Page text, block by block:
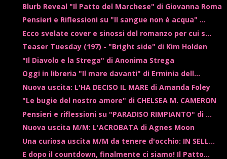
Blurb Reveal "Il Patto del Marchese" di Giovanna Roma
Pensieri e Riflessioni su "Il sangue non è acqua" ...
Ecco svelate cover e sinossi del romanzo per cui s...
Teaser Tuesday (197) - "Bright side" di Kim Holden
"Il Diavolo e la Strega" di Anonima Strega
Oggi in libreria "Il mare davanti" di Erminia dell...
Nuova uscita: L'HA DECISO IL MARE di Amanda Foley
"Le bugie del nostro amore" di CHELSEA M. CAMERON
Pensieri e riflessioni su "PARADISO RIMPIANTO" di ...
Nuova uscita M/M: L'ACROBATA di Agnes Moon
Una curiosa uscita M/M da tenere d'occhio: IN SELL...
E dopo il countdown, finalmente ci siamo! Il Patto...